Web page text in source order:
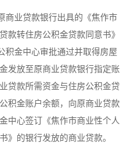
商业贷款银行出具的《焦作市
款转住房公积金贷款同意书》
积金中心审批通过并取得房屋
发放至原商业贷款银行指定账
贷款所需资金与住房公积金贷
积金账户余额，向原商业贷款
中心签订《焦作市商业性个人
》的银行发放的商业贷款。